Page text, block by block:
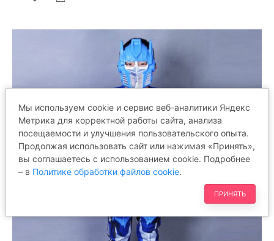
Мы используем cookie и сервис веб-аналитики Яндекс
Метрика для корректной работы сайта, анализа
посещаемости и улучшения пользовательского опыта.
Продолжая использовать сайт или нажимая «Принять»,
вы соглашаетесь с использованием cookie. Подробнее
– в Политике обработки файлов cookie.
ПРИНЯТЬ